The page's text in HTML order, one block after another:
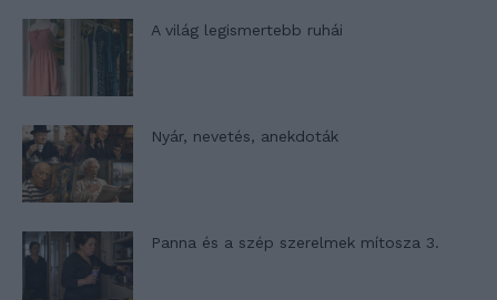
A világ legismertebb ruhái
Nyár, nevetés, anekdoták
Panna és a szép szerelmek mítosza 3.